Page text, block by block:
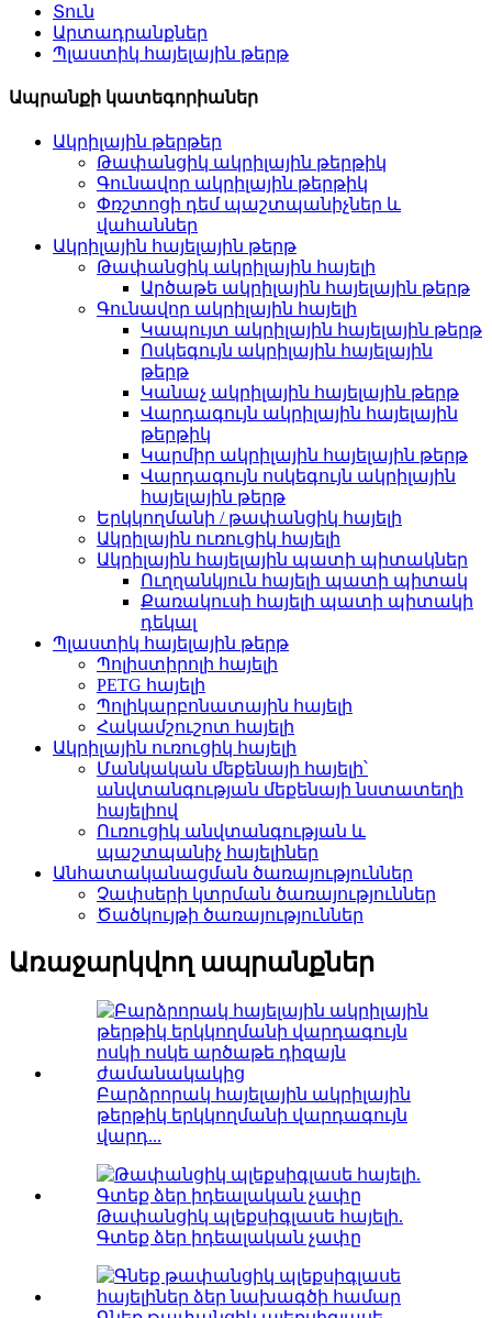
Տուն
Արտադրանքներ
Պլաստիկ հայելային թերթ
Ապրանքի կատեգորիաներ
Ակրիլային թերթեր
Թափանցիկ ակրիլային թերթիկ
Գունավոր ակրիլային թերթիկ
Փռշտոցի դեմ պաշտպանիչներ և
վահաններ
Ակրիլային հայելային թերթ
Թափանցիկ ակրիլային հայելի
Արծաթե ակրիլային հայելային թերթ
Գունավոր ակրիլային հայելի
Կապույտ ակրիլային հայելային թերթ
Ոսկեգույն ակրիլային հայելային
թերթ
Կանաչ ակրիլային հայելային թերթ
Վարդագույն ակրիլային հայելային
թերթիկ
Կարմիր ակրիլային հայելային թերթ
Վարդագույն ոսկեգույն ակրիլային
հայելային թերթ
Երկկողմանի / թափանցիկ հայելի
Ակրիլային ուռուցիկ հայելի
Ակրիլային հայելային պատի պիտակներ
Ուղղանկյուն հայելի պատի պիտակ
Քառակուսի հայելի պատի պիտակի
դեկալ
Պլաստիկ հայելային թերթ
Պոլիստիրոլի հայելի
PETG հայելի
Պոլիկարբոնատային հայելի
Հակամշուշոտ հայելի
Ակրիլային ուռուցիկ հայելի
Մանկական մեքենայի հայելի՝
անվտանգության մեքենայի նստատեղի
հայելիով
Ուռուցիկ անվտանգության և
պաշտպանիչ հայելիներ
Անհատականացման ծառայություններ
Չափսերի կտրման ծառայություններ
Ծածկույթի ծառայություններ
Առաջարկվող ապրանքներ
Բարձրորակ հայելային ակրիլային
թերթիկ երկկողմանի վարդագույն
վարդ...
Թափանցիկ պլեքսիգլասե հայելի.
Գտեք ձեր իդեալական չափը